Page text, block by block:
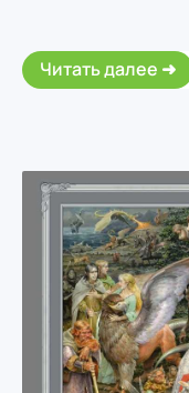
Читать далее